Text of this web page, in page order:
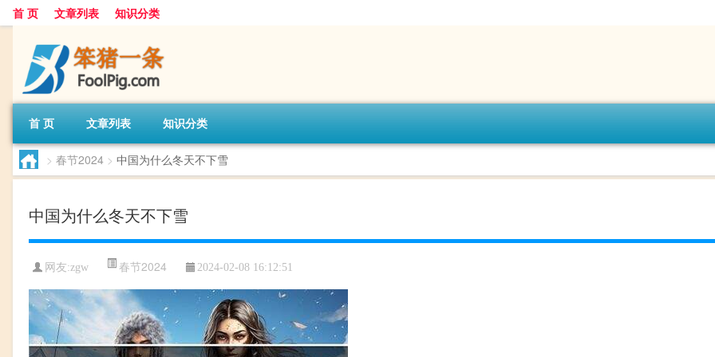
首 页 文章列表 知识分类
首 页 文章列表 知识分类
> 春节2024 > 中国为什么冬天不下雪
中国为什么冬天不下雪
网友:zgw 春节2024 2024-02-08 16:12:51